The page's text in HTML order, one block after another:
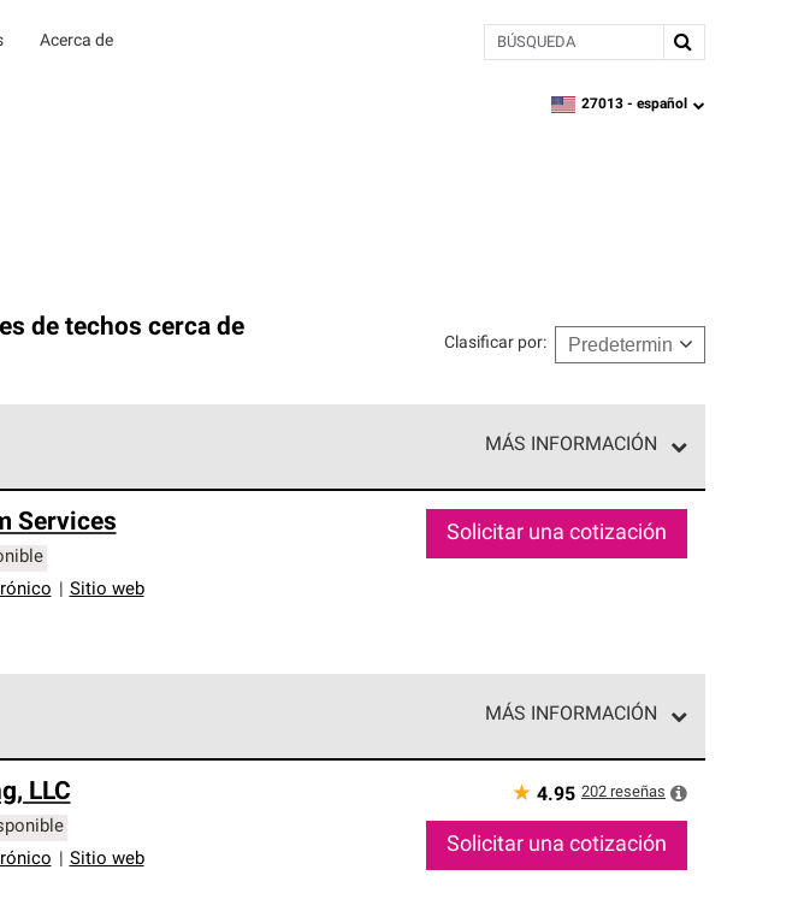
Acerca de BÚSQUEDA
zipcode,language
27013 - español
de techos cerca de
Clasificar por:
MÁS INFORMACIÓN
confiabilidad y destreza incomparable. Solo ellos pueden
de techos.
Services
Sitio web
Solicitar una cotización
MÁS INFORMACIÓN
estrictos de profesionalismo y confiabilidad.
LLC
Sitio web
★ 4.95 202 reseñas
Solicitar una cotización